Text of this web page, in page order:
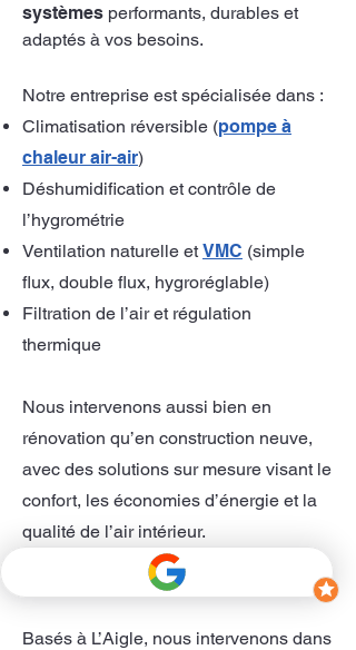
systèmes performants, durables et
adaptés à vos besoins.
Notre entreprise est spécialisée dans :
Climatisation réversible (pompe à
chaleur air-air)
Déshumidification et contrôle de
l’hygrométrie
Ventilation naturelle et VMC (simple
flux, double flux, hygroréglable)
Filtration de l’air et régulation
thermique
Nous intervenons aussi bien en
rénovation qu’en construction neuve,
avec des solutions sur mesure visant le
confort, les économies d’énergie et la
qualité de l’air intérieur.
📍 Zone d’intervention
Basés à L’Aigle, nous intervenons dans